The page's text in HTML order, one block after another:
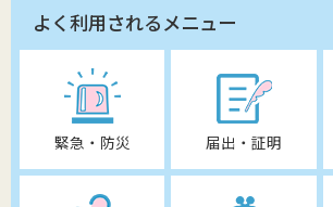
よく利用されるメニュー
緊急・防災 届出・証明